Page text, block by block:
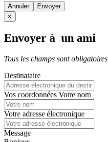
Annuler
×
Envoyer à un ami
Tous les champs sont obligatoires
Destinataire
Vos coordonnées Votre nom
Votre adresse électronique
Message